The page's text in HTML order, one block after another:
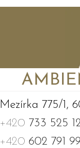
Mezírka 775/1,
+420 733 525
+420 602 791